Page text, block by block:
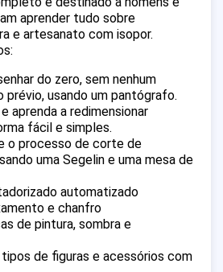
aprender tudo sobre
e artesanato com isopor.
do zero, sem nenhum
prévio, usando um pantógrafo.
aprenda a redimensionar
fácil e simples.
o processo de corte de
uma Segelin e uma mesa de
automatizado
e chanfro
de pintura, sombra e
de figuras e acessórios com